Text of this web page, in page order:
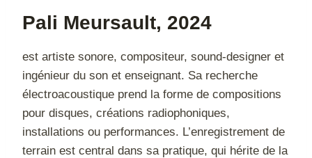
Pali Meursault, 2024
est artiste sonore, compositeur, sound-designer et
ingénieur du son et enseignant. Sa recherche
électroacoustique prend la forme de compositions
pour disques, créations radiophoniques,
installations ou performances. L’enregistrement de
terrain est central dans sa pratique, qui hérite de la